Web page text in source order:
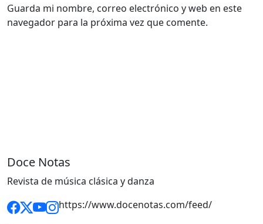
Guarda mi nombre, correo electrónico y web en este
navegador para la próxima vez que comente.
Doce Notas
Revista de música clásica y danza
https://www.docenotas.com/feed/